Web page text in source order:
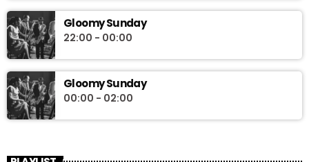
Gloomy Sunday
22:00 - 00:00
Gloomy Sunday
00:00 - 02:00